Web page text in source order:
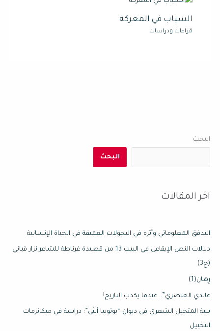
السياب في المعركة
قراءات ودراسات
البحث
البحث
اخر المقالات
التدفق المعلوماتي وأثره في التحولات العميقة في الحياة الإنسانية
دلالات النص الإيقاعي في البيت 13 من قصيدة غرناطة للشاعر نزار قباني
(ج3)
رِهـان(1)
غاندي العنصري”.. عندما يكذب التاريخ!
بنية المتخيل الشعري في ديوان “يوتوبيا أنثى”: دراسة في ميكانزمات
التخييل